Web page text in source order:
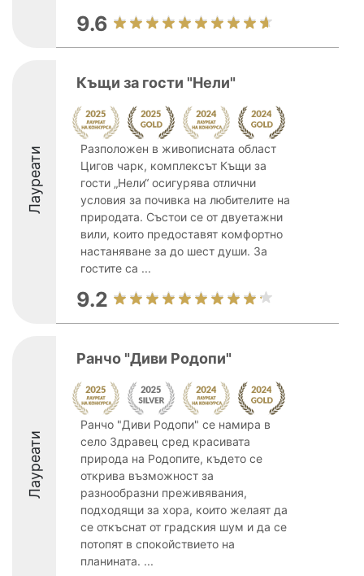
9.6
Лауреати
Къщи за гости "Нели"
Разположен в живописната област
Цигов чарк, комплексът Къщи за
гости „Нели“ осигурява отлични
условия за почивка на любителите на
природата. Състои се от двуетажни
вили, които предоставят комфортно
настаняване за до шест души. За
гостите са ...
9.2
Лауреати
Ранчо "Диви Родопи"
Ранчо "Диви Родопи" се намира в
село Здравец сред красивата
природа на Родопите, където се
открива възможност за
разнообразни преживявания,
подходящи за хора, които желаят да
се откъснат от градския шум и да се
потопят в спокойствието на
планината. ...